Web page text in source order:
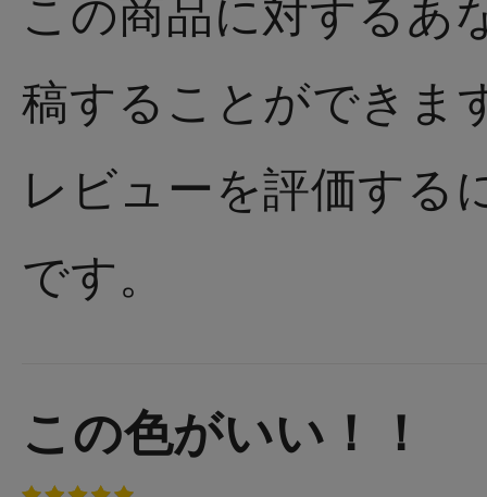
この商品に対するあ
稿することができま
レビューを評価する
です。
この色がいい！！